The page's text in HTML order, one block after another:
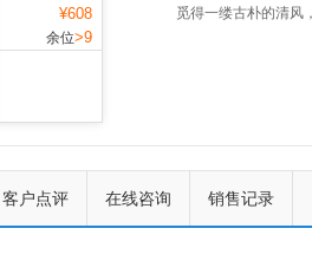
上一个 下一个
¥608
余位>9
觅得一缕古朴的清风
客户点评 在线咨询 销售记录